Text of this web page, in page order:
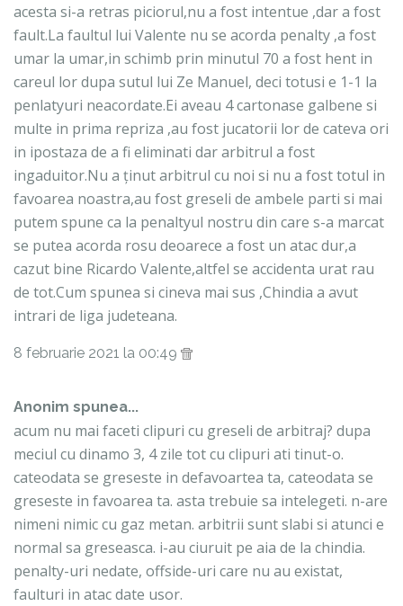
acesta si-a retras piciorul,nu a fost intentue ,dar a fost
fault.La faultul lui Valente nu se acorda penalty ,a fost
umar la umar,in schimb prin minutul 70 a fost hent in
careul lor dupa sutul lui Ze Manuel, deci totusi e 1-1 la
penlatyuri neacordate.Ei aveau 4 cartonase galbene si
multe in prima repriza ,au fost jucatorii lor de cateva ori
in ipostaza de a fi eliminati dar arbitrul a fost
ingaduitor.Nu a ținut arbitrul cu noi si nu a fost totul in
favoarea noastra,au fost greseli de ambele parti si mai
putem spune ca la penaltyul nostru din care s-a marcat
se putea acorda rosu deoarece a fost un atac dur,a
cazut bine Ricardo Valente,altfel se accidenta urat rau
de tot.Cum spunea si cineva mai sus ,Chindia a avut
intrari de liga judeteana.
8 februarie 2021 la 00:49
Anonim spunea...
acum nu mai faceti clipuri cu greseli de arbitraj? dupa
meciul cu dinamo 3, 4 zile tot cu clipuri ati tinut-o.
cateodata se greseste in defavoartea ta, cateodata se
greseste in favoarea ta. asta trebuie sa intelegeti. n-are
nimeni nimic cu gaz metan. arbitrii sunt slabi si atunci e
normal sa greseasca. i-au ciuruit pe aia de la chindia.
penalty-uri nedate, offside-uri care nu au existat,
faulturi in atac date usor.